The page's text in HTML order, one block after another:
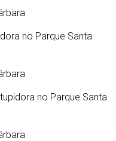
no Parque Santa
no Parque Santa